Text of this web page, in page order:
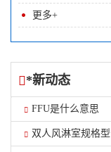
更多+
*新动态
FFU是什么意思
双人风淋室规格